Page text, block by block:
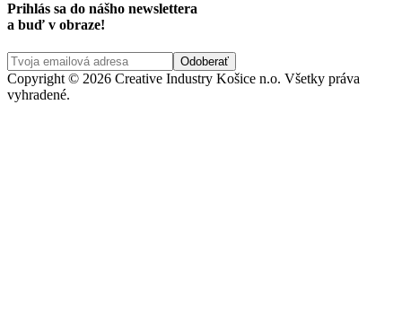
Prihlás sa do nášho newslettera
a buď v obraze!
Copyright © 2026 Creative Industry Košice n.o. Všetky práva
vyhradené.